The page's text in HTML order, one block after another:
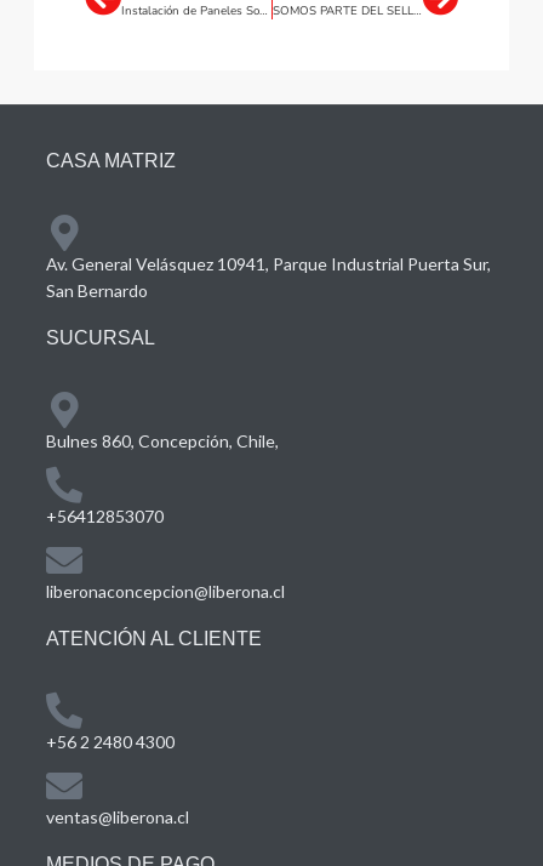
Instalación de Paneles Solares SOMOS PARTE DEL SELLO HUELLA CHILE
CASA MATRIZ
Av. General Velásquez 10941, Parque Industrial Puerta Sur,
San Bernardo
SUCURSAL
Bulnes 860, Concepción, Chile,
+56412853070
liberonaconcepcion@liberona.cl
ATENCIÓN AL CLIENTE
+56 2 2480 4300
ventas@liberona.cl